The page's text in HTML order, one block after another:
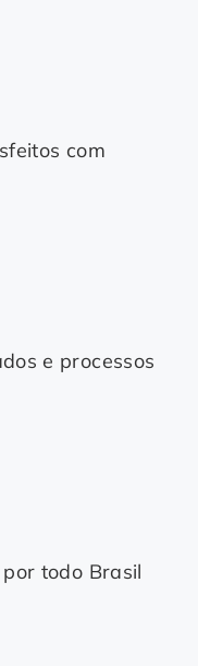
com
e processos
todo Brasil